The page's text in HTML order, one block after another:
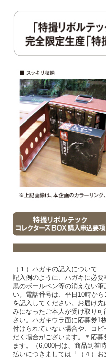
（１）ハガキの記入について
記入例のように、ハガキに必
黒のボールペン等の消えない
い。電話番号は、平日10時か
を記入してください。お届け
みになったご本人が受け取り
さい。ハガキウラ面に応募券1
付けられていない場合や、コ
だく場合がございます。＊応
ます。（6,000円は、商品到着
払いにつきましては「（４）